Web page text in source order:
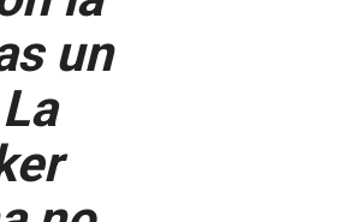
un